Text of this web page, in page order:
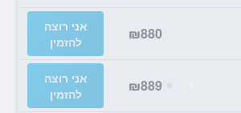
₪880
אני רוצה
להזמין
₪889
אני רוצה
להזמין